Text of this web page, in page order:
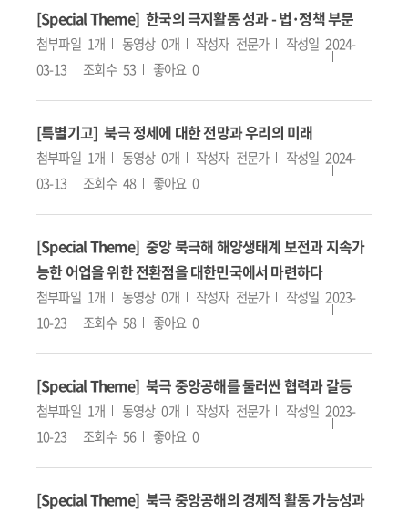
[Special Theme] 한국의 극지활동 성과 - 법·정책 부문
첨부파일 1개 동영상 0개 작성자 전문가 작성일 2024-
03-13
조회수 53 좋아요 0
[특별기고] 북극 정세에 대한 전망과 우리의 미래
첨부파일 1개 동영상 0개 작성자 전문가 작성일 2024-
03-13
조회수 48 좋아요 0
[Special Theme] 중앙 북극해 해양생태계 보전과 지속가
능한 어업을 위한 전환점을 대한민국에서 마련하다
첨부파일 1개 동영상 0개 작성자 전문가 작성일 2023-
10-23
조회수 58 좋아요 0
[Special Theme] 북극 중앙공해를 둘러싼 협력과 갈등
첨부파일 1개 동영상 0개 작성자 전문가 작성일 2023-
10-23
조회수 56 좋아요 0
[Special Theme] 북극 중앙공해의 경제적 활동 가능성과